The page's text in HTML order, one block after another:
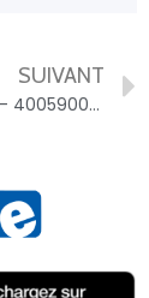
SUIVANT
Nivea Protect – 4005900460240